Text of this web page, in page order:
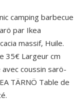
camping barbecue
par Ikea
massif, Huile.
35€ Largeur cm
coussin sarö-
TÄRNÖ Table de